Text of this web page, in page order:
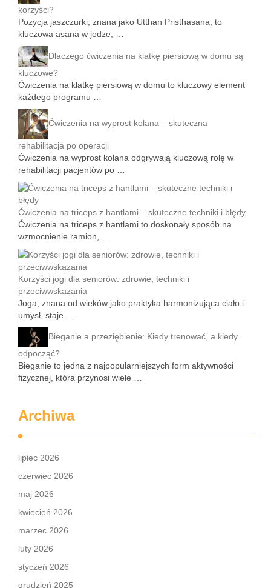
korzyści?
Pozycja jaszczurki, znana jako Utthan Pristhasana, to
kluczowa asana w jodze, …
Dlaczego ćwiczenia na klatkę piersiową w domu są
kluczowe?
Ćwiczenia na klatkę piersiową w domu to kluczowy element
każdego programu …
Ćwiczenia na wyprost kolana – skuteczna
rehabilitacja po operacji
Ćwiczenia na wyprost kolana odgrywają kluczową rolę w
rehabilitacji pacjentów po …
Ćwiczenia na triceps z hantlami – skuteczne techniki i błędy
Ćwiczenia na triceps z hantlami to doskonały sposób na
wzmocnienie ramion, …
Korzyści jogi dla seniorów: zdrowie, techniki i
przeciwwskazania
Joga, znana od wieków jako praktyka harmonizująca ciało i
umysł, staje …
Bieganie a przeziębienie: Kiedy trenować, a kiedy
odpocząć?
Bieganie to jedna z najpopularniejszych form aktywności
fizycznej, która przynosi wiele …
Archiwa
lipiec 2026
czerwiec 2026
maj 2026
kwiecień 2026
marzec 2026
luty 2026
styczeń 2026
grudzień 2025